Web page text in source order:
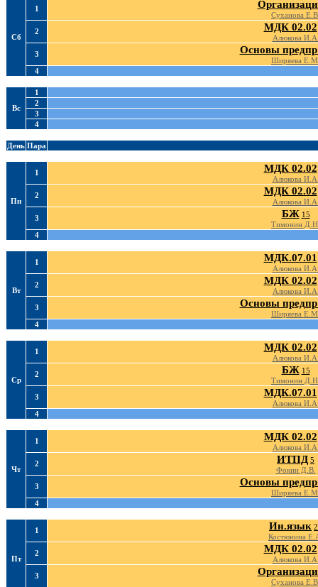
Сб
1
Суханова
2
МДК 02.02
Алюкова
3
Основы предпр
Ширяева
4
Вс
1
2
3
4
День Пара
Пн
1 МДК 02.02
Алюкова
2
МДК 02.02
Алюкова
3
БЖ 15
Тимонин
4
Вт
1 МДК.07.01
Алюкова
2
МДК 02.02
Алюкова
3
Основы предпр
Ширяева
4
Ср
1 МДК 02.02
Алюкова
2
БЖ 15
Тимонин
3
МДК.07.01
Алюкова
4
Чт
1 МДК 02.02
Алюкова
2
ИТПД 5
Фокин Д.В.
3
Основы предпр
Ширяева
4
Пт
1 Ин.язык
Костюнина
2
МДК 02.02
Алюкова
3
Суханова